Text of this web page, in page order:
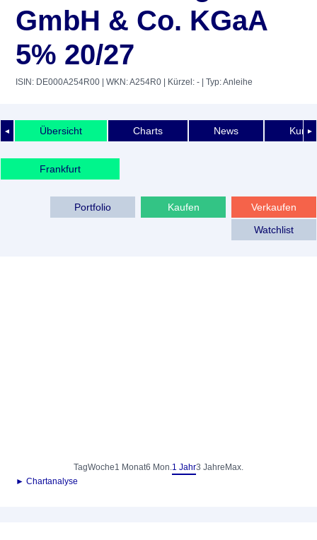
GmbH & Co. KGaA
5% 20/27
ISIN: DE000A254R00 | WKN: A254R0 | Kürzel: - | Typ: Anleihe
◄ ►
Übersicht Charts News
Frankfurt
Verkaufen
Kaufen
Portfolio
Watchlist
TagWoche1 Monat6 Mon.1 Jahr3 Jahre Max.
► Chartanalyse